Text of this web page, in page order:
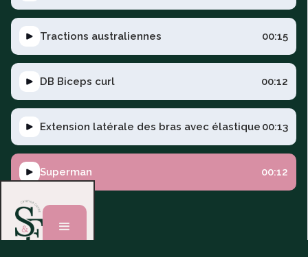
Tractions australiennes 00:15
DB Biceps curl 00:12
Extension latérale des bras avec élastique 00:13
Superman 00:12